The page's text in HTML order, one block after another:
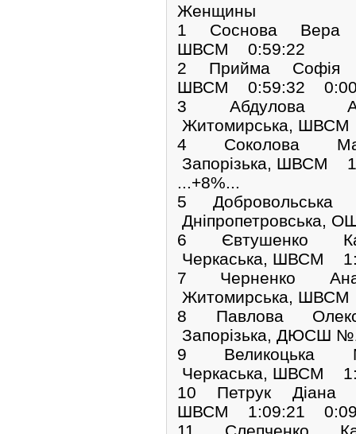
Женщины
1 Соснова Вера
ШВСМ 0:59:22
2 Прийма Софія
ШВСМ 0:59:32
3 Абдулова
Житомирська,
4 Соколова
Запорізька, ШВСМ
...+8%...
5
6 Євтушенко
Черкаська, ШВСМ
7 Черненко
Житомирська,
8 Павлова
Запорізька, ДЮСШ
9 Великоцька
Черкаська, ШВСМ
10 Петрук Діана
ШВСМ 1:09:21
11 Слепченко